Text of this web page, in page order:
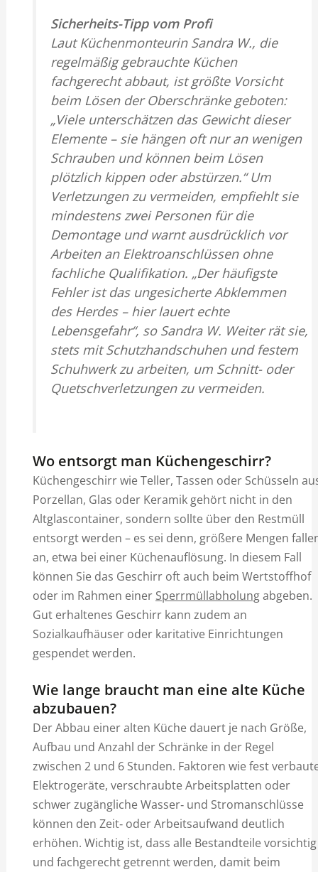
Sicherheits-Tipp vom Profi
Laut Küchenmonteurin Sandra W., die
regelmäßig gebrauchte Küchen
fachgerecht abbaut, ist größte Vorsicht
beim Lösen der Oberschränke geboten:
„Viele unterschätzen das Gewicht dieser
Elemente – sie hängen oft nur an wenigen
Schrauben und können beim Lösen
plötzlich kippen oder abstürzen.“ Um
Verletzungen zu vermeiden, empfiehlt sie
mindestens zwei Personen für die
Demontage und warnt ausdrücklich vor
Arbeiten an Elektroanschlüssen ohne
fachliche Qualifikation. „Der häufigste
Fehler ist das ungesicherte Abklemmen
des Herdes – hier lauert echte
Lebensgefahr“, so Sandra W. Weiter rät sie,
stets mit Schutzhandschuhen und festem
Schuhwerk zu arbeiten, um Schnitt- oder
Quetschverletzungen zu vermeiden.
Wo entsorgt man Küchengeschirr?
Küchengeschirr wie Teller, Tassen oder Schüsseln
Porzellan, Glas oder Keramik gehört nicht in den
Altglascontainer, sondern sollte über den Restmüll
entsorgt werden – es sei denn, größere Mengen
an, etwa bei einer Küchenauflösung. In diesem Fall
können Sie das Geschirr oft auch beim Wertstoffhof
oder im Rahmen einer Sperrmüllabholungabgeben.
Gut erhaltenes Geschirr kann zudem an
Sozialkaufhäuser oder karitative Einrichtungen
gespendet werden.
Wie lange braucht man eine alte Küche
abzubauen?
Der Abbau einer alten Küche dauert je nach Größe,
Aufbau und Anzahl der Schränke in der Regel
zwischen 2 und 6 Stunden. Faktoren wie fest
Elektrogeräte, verschraubte Arbeitsplatten oder
schwer zugängliche Wasser‑ und Stromanschlüsse
können den Zeit‑ oder Arbeitsaufwand deutlich
erhöhen. Wichtig ist, dass alle Bestandteile vorsichtig
und fachgerecht getrennt werden, damit beim